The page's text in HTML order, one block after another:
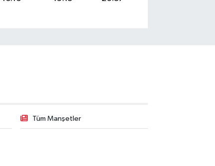
Tüm Manşetler